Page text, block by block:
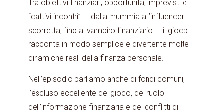
Tra obiettivi finanziari, opportunità, imprevisti e
“cattivi incontri” — dalla mummia all’influencer
scorretta, fino al vampiro finanziario — il gioco
racconta in modo semplice e divertente molte
dinamiche reali della finanza personale.
Nell’episodio parliamo anche di fondi comuni,
l’escluso eccellente del gioco, del ruolo
dell’informazione finanziaria e dei conflitti di